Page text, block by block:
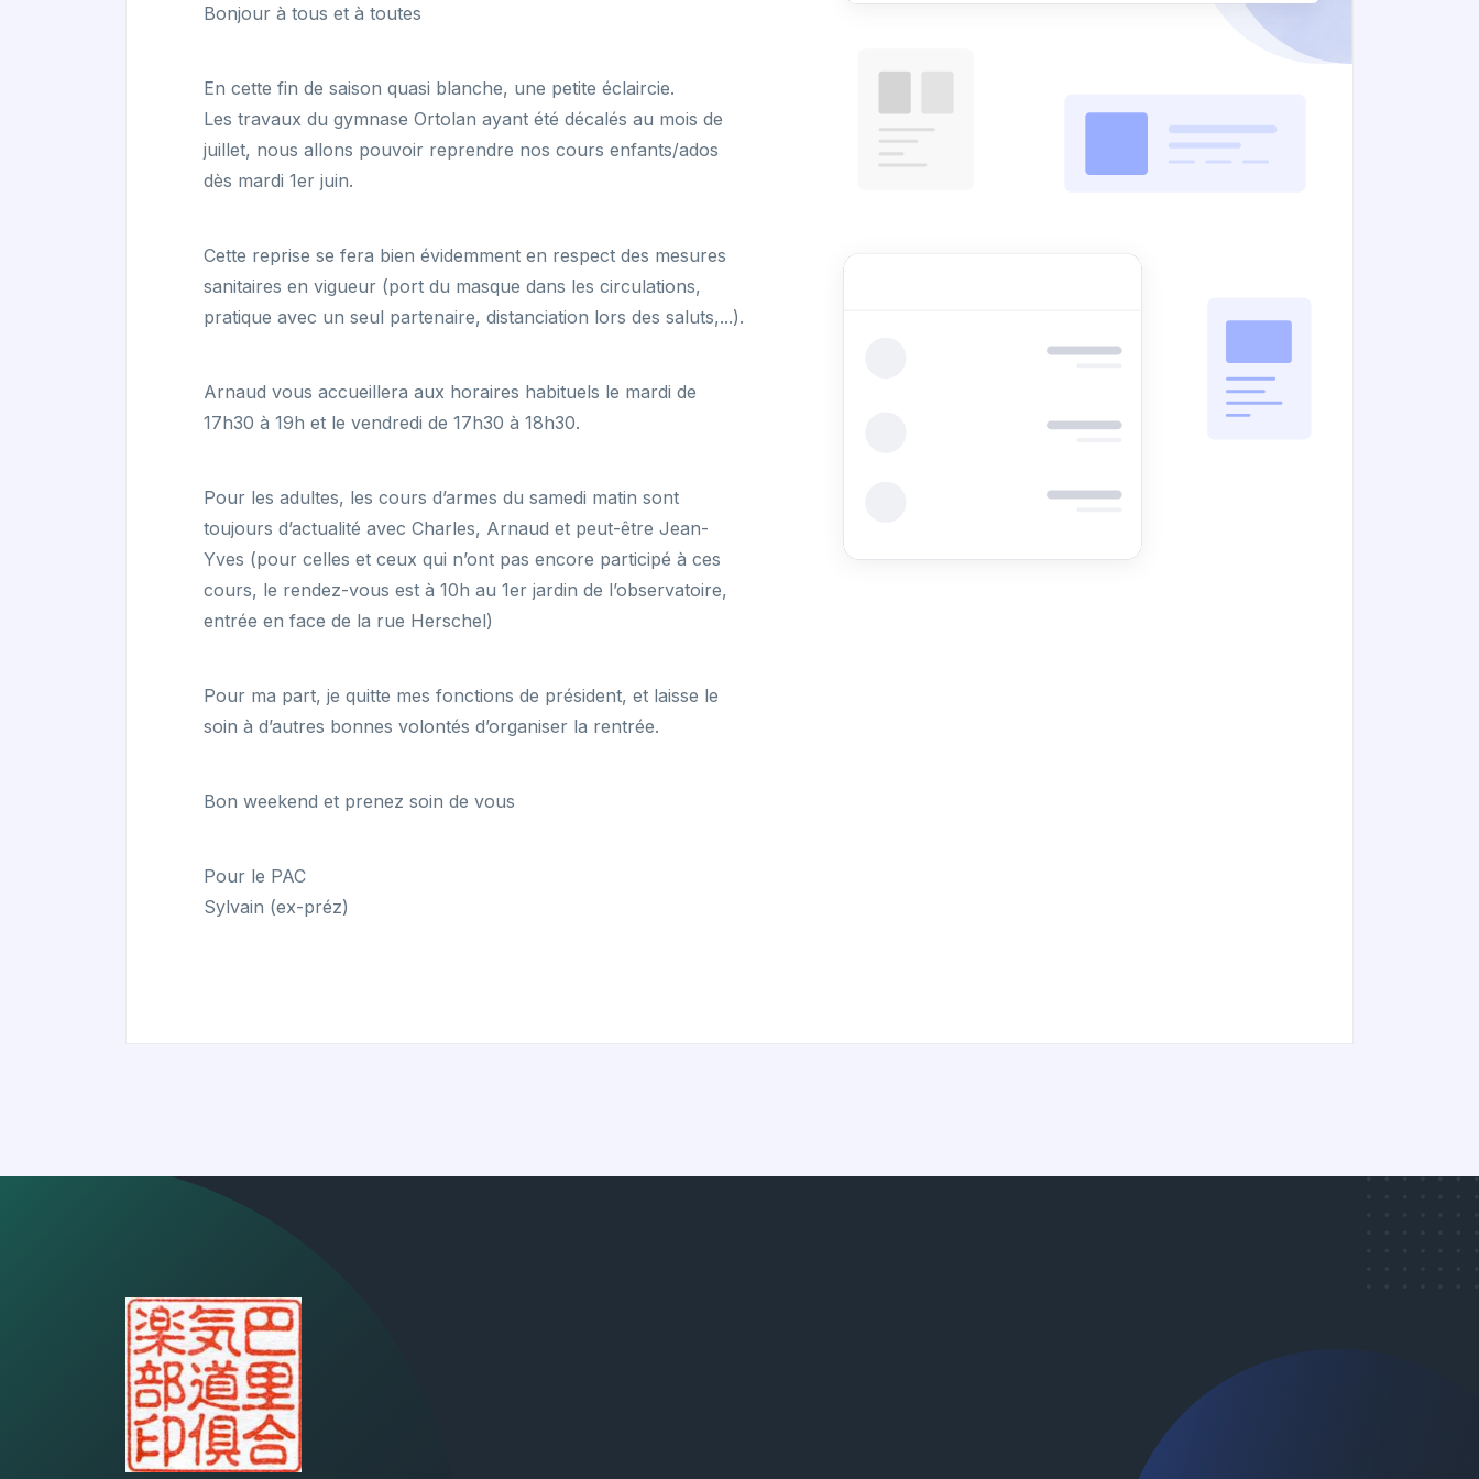
Bonjour à tous et à toutes
En cette fin de saison quasi blanche, une petite éclaircie.
Les travaux du gymnase Ortolan ayant été décalés au mois de
juillet, nous allons pouvoir reprendre nos cours enfants/ados
dès mardi 1er juin.
Cette reprise se fera bien évidemment en respect des mesures
sanitaires en vigueur (port du masque dans les circulations,
pratique avec un seul partenaire, distanciation lors des saluts,...).
Arnaud vous accueillera aux horaires habituels le mardi de
17h30 à 19h et le vendredi de 17h30 à 18h30.
Pour les adultes, les cours d’armes du samedi matin sont
toujours d’actualité avec Charles, Arnaud et peut-être Jean-
Yves (pour celles et ceux qui n’ont pas encore participé à ces
cours, le rendez-vous est à 10h au 1er jardin de l’observatoire,
entrée en face de la rue Herschel)
Pour ma part, je quitte mes fonctions de président, et laisse le
soin à d’autres bonnes volontés d’organiser la rentrée.
Bon weekend et prenez soin de vous
Pour le PAC
Sylvain (ex-préz)